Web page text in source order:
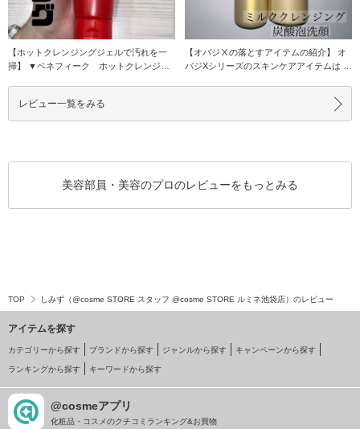
【ホットクレンジングジェルで汚れを一
掃】 ▼ベネフィーク ホットクレンジン
【オバジⅩの落とすアイテムの紹介】 オ
バジXシリーズのスキンケアアイテムは ハ
レビュー一覧をみる
美容部員・美容のプロのレビューをもっとみる
TOP しみず（@cosme STORE スタッフ @cosme STORE ルミネ池袋店）のレビュー
アイテムを探す
カテゴリーから探す ブランドから探す ジャンルから探す キャンペーンから探す
ランキングから探す キーワードから探す
@cosmeアプリ
化粧品・コスメのクチコミランキング&お買物